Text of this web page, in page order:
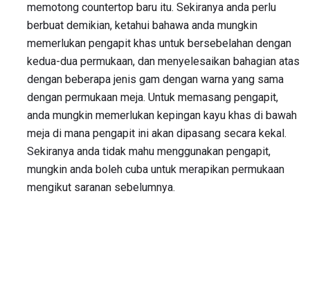
memotong countertop baru itu. Sekiranya anda perlu
berbuat demikian, ketahui bahawa anda mungkin
memerlukan pengapit khas untuk bersebelahan dengan
kedua-dua permukaan, dan menyelesaikan bahagian atas
dengan beberapa jenis gam dengan warna yang sama
dengan permukaan meja. Untuk memasang pengapit,
anda mungkin memerlukan kepingan kayu khas di bawah
meja di mana pengapit ini akan dipasang secara kekal.
Sekiranya anda tidak mahu menggunakan pengapit,
mungkin anda boleh cuba untuk merapikan permukaan
mengikut saranan sebelumnya.